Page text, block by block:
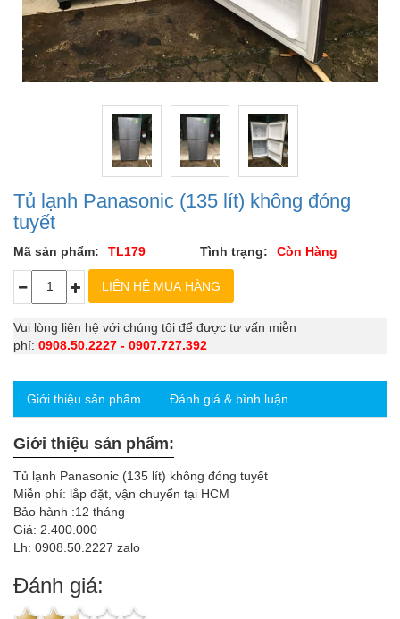
Tủ lạnh Panasonic (135 lít) không đóng
tuyết
Mã sản phẩm: TL179 Tình trạng: Còn Hàng
Vui lòng liên hệ với chúng tôi để được tư vấn miễn
phí: 0908.50.2227 - 0907.727.392
Giới thiệu sản phẩm Đánh giá & bình luận
Giới thiệu sản phẩm:
Tủ lạnh Panasonic (135 lít) không đóng tuyết
Miễn phí: lắp đặt, vận chuyển tại HCM
Bảo hành :12 tháng
Giá: 2.400.000
Lh: 0908.50.2227 zalo
Đánh giá: